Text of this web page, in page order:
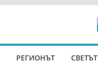
РЕГИОНЪТ СВЕТЪТ